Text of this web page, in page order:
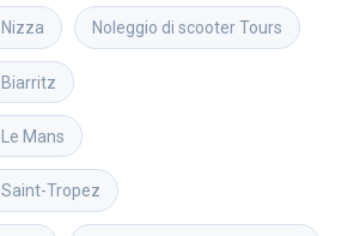
Nizza Noleggio di scooterTours
Biarritz
Le Mans
Saint-Tropez